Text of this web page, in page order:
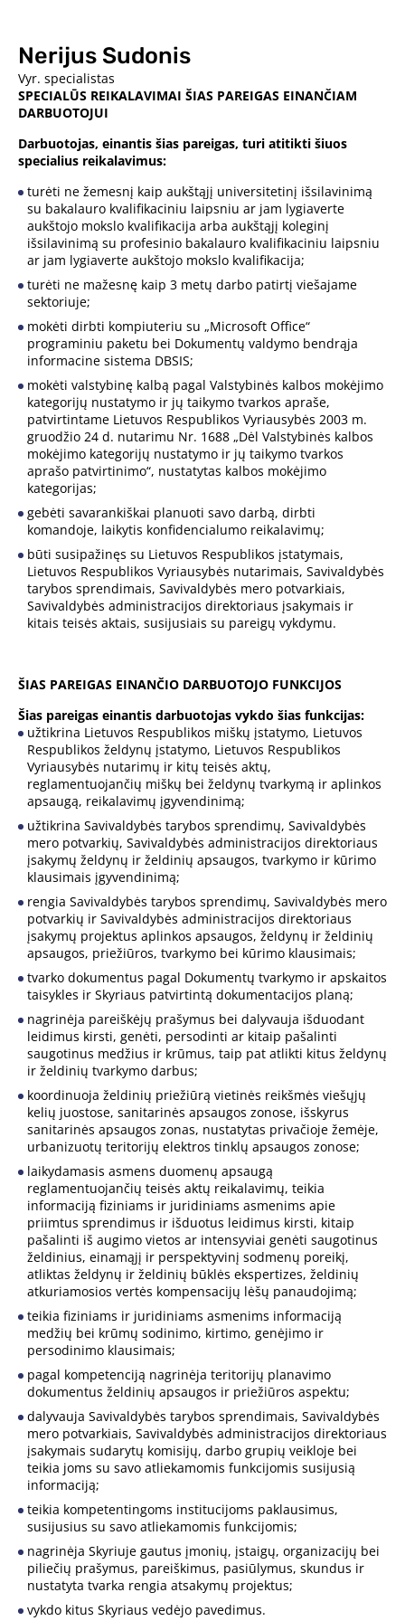
Nerijus Sudonis
Vyr. specialistas
SPECIALŪS REIKALAVIMAI ŠIAS PAREIGAS EINANČIAM
DARBUOTOJUI
Darbuotojas, einantis šias pareigas, turi atitikti šiuos
specialius reikalavimus:
turėti ne žemesnį kaip aukštąjį universitetinį išsilavinimą
su bakalauro kvalifikaciniu laipsniu ar jam lygiaverte
aukštojo mokslo kvalifikacija arba aukštąjį koleginį
išsilavinimą su profesinio bakalauro kvalifikaciniu laipsniu
ar jam lygiaverte aukštojo mokslo kvalifikacija;
turėti ne mažesnę kaip 3 metų darbo patirtį viešajame
sektoriuje;
mokėti dirbti kompiuteriu su „Microsoft Office“
programiniu paketu bei Dokumentų valdymo bendrąja
informacine sistema DBSIS;
mokėti valstybinę kalbą pagal Valstybinės kalbos mokėjimo
kategorijų nustatymo ir jų taikymo tvarkos apraše,
patvirtintame Lietuvos Respublikos Vyriausybės 2003 m.
gruodžio 24 d. nutarimu Nr. 1688 „Dėl Valstybinės kalbos
mokėjimo kategorijų nustatymo ir jų taikymo tvarkos
aprašo patvirtinimo“, nustatytas kalbos mokėjimo
kategorijas;
gebėti savarankiškai planuoti savo darbą, dirbti
komandoje, laikytis konfidencialumo reikalavimų;
būti susipažinęs su Lietuvos Respublikos įstatymais,
Lietuvos Respublikos Vyriausybės nutarimais, Savivaldybės
tarybos sprendimais, Savivaldybės mero potvarkiais,
Savivaldybės administracijos direktoriaus įsakymais ir
kitais teisės aktais, susijusiais su pareigų vykdymu.
ŠIAS PAREIGAS EINANČIO DARBUOTOJO FUNKCIJOS
Šias pareigas einantis darbuotojas vykdo šias funkcijas:
užtikrina Lietuvos Respublikos miškų įstatymo, Lietuvos
Respublikos želdynų įstatymo, Lietuvos Respublikos
Vyriausybės nutarimų ir kitų teisės aktų,
reglamentuojančių miškų bei želdynų tvarkymą ir aplinkos
apsaugą, reikalavimų įgyvendinimą;
užtikrina Savivaldybės tarybos sprendimų, Savivaldybės
mero potvarkių, Savivaldybės administracijos direktoriaus
įsakymų želdynų ir želdinių apsaugos, tvarkymo ir kūrimo
klausimais įgyvendinimą;
rengia Savivaldybės tarybos sprendimų, Savivaldybės mero
potvarkių ir Savivaldybės administracijos direktoriaus
įsakymų projektus aplinkos apsaugos, želdynų ir želdinių
apsaugos, priežiūros, tvarkymo bei kūrimo klausimais;
tvarko dokumentus pagal Dokumentų tvarkymo ir apskaitos
taisykles ir Skyriaus patvirtintą dokumentacijos planą;
nagrinėja pareiškėjų prašymus bei dalyvauja išduodant
leidimus kirsti, genėti, persodinti ar kitaip pašalinti
saugotinus medžius ir krūmus, taip pat atlikti kitus želdynų
ir želdinių tvarkymo darbus;
koordinuoja želdinių priežiūrą vietinės reikšmės viešųjų
kelių juostose, sanitarinės apsaugos zonose, išskyrus
sanitarinės apsaugos zonas, nustatytas privačioje žemėje,
urbanizuotų teritorijų elektros tinklų apsaugos zonose;
laikydamasis asmens duomenų apsaugą
reglamentuojančių teisės aktų reikalavimų, teikia
informaciją fiziniams ir juridiniams asmenims apie
priimtus sprendimus ir išduotus leidimus kirsti, kitaip
pašalinti iš augimo vietos ar intensyviai genėti saugotinus
želdinius, einamąjį ir perspektyvinį sodmenų poreikį,
atliktas želdynų ir želdinių būklės ekspertizes, želdinių
atkuriamosios vertės kompensacijų lėšų panaudojimą;
teikia fiziniams ir juridiniams asmenims informaciją
medžių bei krūmų sodinimo, kirtimo, genėjimo ir
persodinimo klausimais;
pagal kompetenciją nagrinėja teritorijų planavimo
dokumentus želdinių apsaugos ir priežiūros aspektu;
dalyvauja Savivaldybės tarybos sprendimais, Savivaldybės
mero potvarkiais, Savivaldybės administracijos direktoriaus
įsakymais sudarytų komisijų, darbo grupių veikloje bei
teikia joms su savo atliekamomis funkcijomis susijusią
informaciją;
teikia kompetentingoms institucijoms paklausimus,
susijusius su savo atliekamomis funkcijomis;
nagrinėja Skyriuje gautus įmonių, įstaigų, organizacijų bei
piliečių prašymus, pareiškimus, pasiūlymus, skundus ir
nustatyta tvarka rengia atsakymų projektus;
vykdo kitus Skyriaus vedėjo pavedimus.